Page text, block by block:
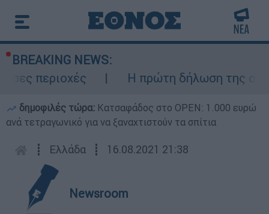
BREAKING NEWS:
περιοχές
Η πρώτη δήλωση της
δημοφιλές τώρα: Κατσαφάδος στο OPEN: 1.000 ευρώ
ανά τετραγωνικό για να ξαναχτιστούν τα σπίτια
┋ Ελλάδα ┋ 16.08.2021 21:38
Newsroom